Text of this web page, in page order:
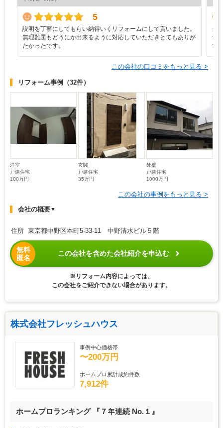
5
説明を丁寧にしてもらい納得いくリフォームにして貰いました。
無理難題もどうにか出来るように対応していただきとてもありが
たかったです。
当
て
て
この会社の口コミをもっと見る >
リフォーム事例 （32件）
洋室
戸建住宅
100万円
玄関
戸建住宅
35万円
外壁
戸建住宅
1000万円
この会社の事例をもっと見る >
会社の概要▼
住所 東京都中野区本町5-33-11 中野清水ビル５階
無料
匿名
この会社を含めた会社紹介を申込む
※リフォーム内容によっては、
この会社をご紹介できない場合があります。
株式会社フレッシュハウス
事例中心価格帯
〜200万円
ホームプロ累計成約件数
7,912件
ホームプロランキング 『７年連続 No.１』